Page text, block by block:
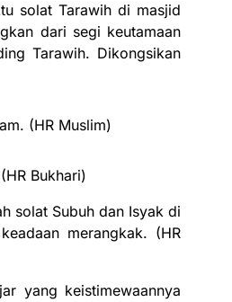
solat Tarawih di masjid
dari segi keutamaan
Tarawih. Dikongsikan
(HR Muslim)
Bukhari)
solat Subuh dan Isyak di
merangkak. (HR
yang keistimewaannya